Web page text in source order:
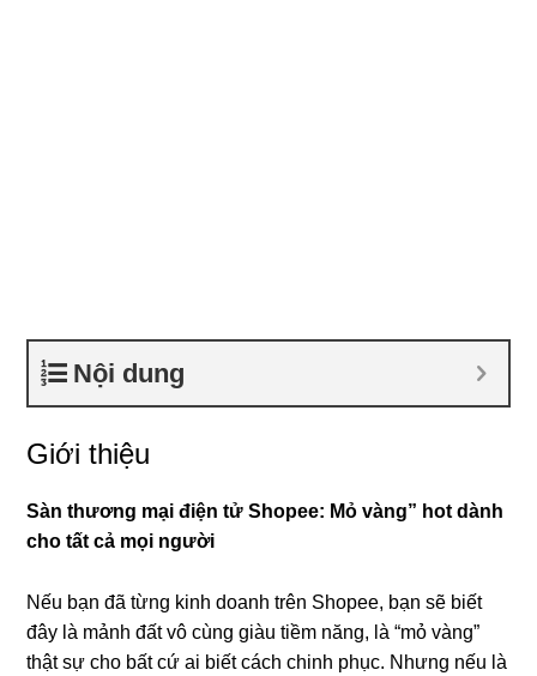
Nội dung
Giới thiệu
Sàn thương mại điện tử Shopee: Mỏ vàng” hot dành
cho tất cả mọi người
Nếu bạn đã từng kinh doanh trên Shopee, bạn sẽ biết
đây là mảnh đất vô cùng giàu tiềm năng, là “mỏ vàng”
thật sự cho bất cứ ai biết cách chinh phục. Nhưng nếu là